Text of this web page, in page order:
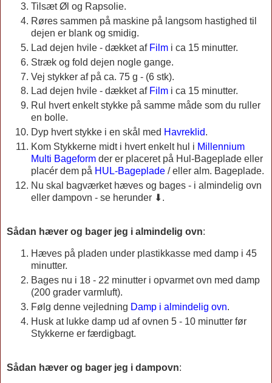
Tilsæt Øl og Rapsolie.
Røres sammen på maskine på langsom hastighed til
dejen er blank og smidig.
Lad dejen hvile - dækket af Film i ca 15 minutter.
Stræk og fold dejen nogle gange.
Vej stykker af på ca. 75 g - (6 stk).
Lad dejen hvile - dækket af Film i ca 15 minutter.
Rul hvert enkelt stykke på samme måde som du ruller
en bolle.
Dyp hvert stykke i en skål med Havreklid.
Kom Stykkerne midt i hvert enkelt hul i Millennium
Multi Bageform der er placeret på Hul-Bageplade eller
placér dem på HUL-Bageplade / eller alm. Bageplade.
Nu skal bagværket hæves og bages - i almindelig ovn
eller dampovn - se herunder ⬇.
Sådan hæver og bager jeg i almindelig ovn:
Hæves på pladen under plastikkasse med damp i 45
minutter.
Bages nu i 18 - 22 minutter i opvarmet ovn med damp
(200 grader varmluft).
Følg denne vejledning Damp i almindelig ovn.
Husk at lukke damp ud af ovnen 5 - 10 minutter før
Stykkerne er færdigbagt.
Sådan hæver og bager jeg i dampovn: